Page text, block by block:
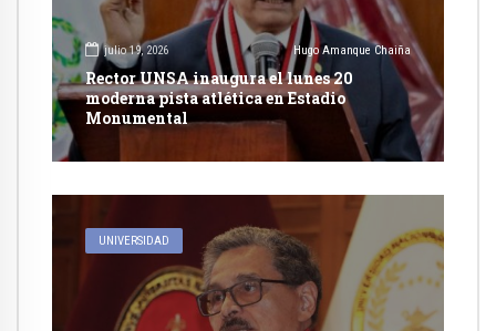
julio 19, 2026 Hugo Amanque Chaiña
Rector UNSA inaugura el lunes 20
moderna pista atlética en Estadio
Monumental
UNIVERSIDAD